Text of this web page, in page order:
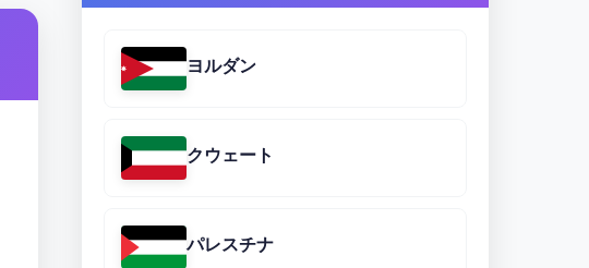
ヨルダン
クウェート
パレスチナ